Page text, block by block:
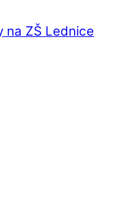
na ZŠ Lednice